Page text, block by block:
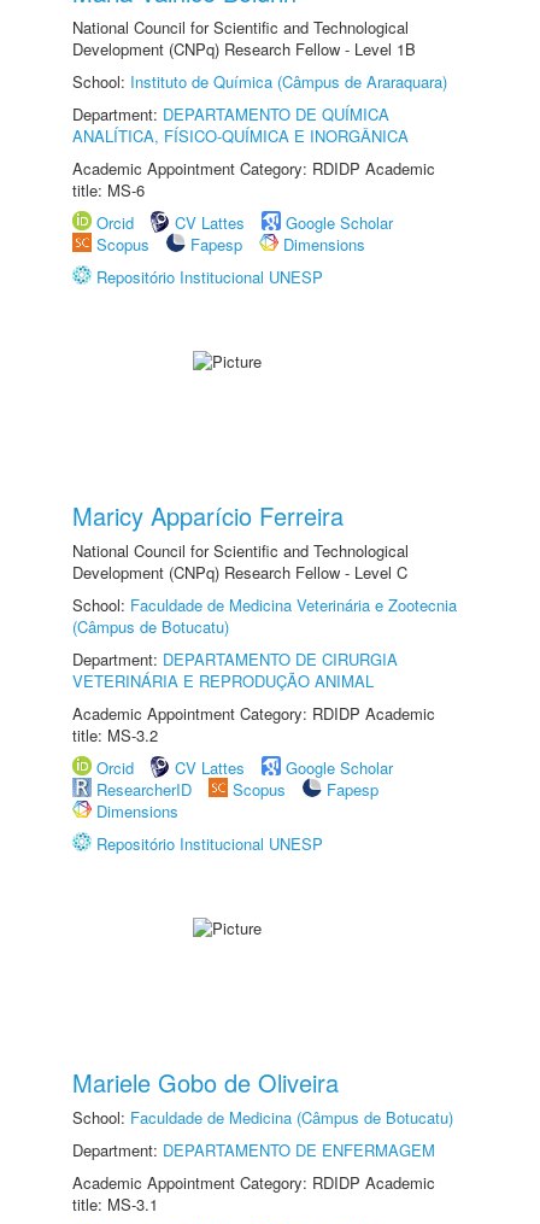
National Council for Scientific and Technological
Development (CNPq) Research Fellow - Level 1B
School: Instituto de Química (Câmpus de Araraquara)
Department: DEPARTAMENTO DE QUÍMICA
ANALÍTICA, FÍSICO-QUÍMICA E INORGÂNICA
Academic Appointment Category: RDIDP Academic
title: MS-6
Orcid
CV Lattes
Google Scholar
Scopus
Fapesp
Dimensions
Repositório Institucional UNESP
Maricy Apparício Ferreira
National Council for Scientific and Technological
Development (CNPq) Research Fellow - Level C
School: Faculdade de Medicina Veterinária e Zootecnia
(Câmpus de Botucatu)
Department: DEPARTAMENTO DE CIRURGIA
VETERINÁRIA E REPRODUÇÃO ANIMAL
Academic Appointment Category: RDIDP Academic
title: MS-3.2
Orcid
CV Lattes
Google Scholar
ResearcherID
Scopus
Fapesp
Dimensions
Repositório Institucional UNESP
Mariele Gobo de Oliveira
School: Faculdade de Medicina (Câmpus de Botucatu)
Department: DEPARTAMENTO DE ENFERMAGEM
Academic Appointment Category: RDIDP Academic
title: MS-3.1